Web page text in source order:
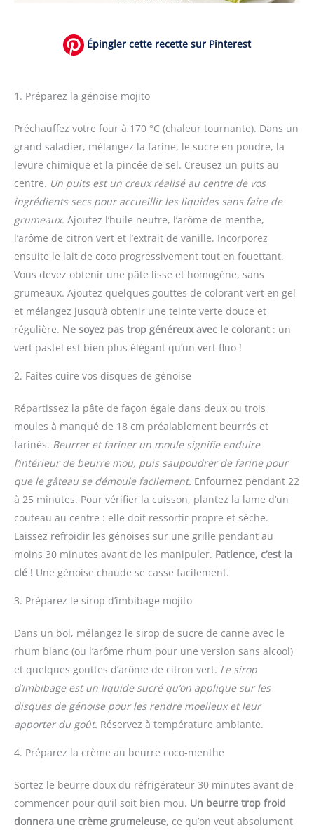
Épingler cette recette sur Pinterest
1. Préparez la génoise mojito
Préchauffez votre four à 170 °C (chaleur tournante). Dans un
grand saladier, mélangez la farine, le sucre en poudre, la
levure chimique et la pincée de sel. Creusez un puits au
centre. Un puits est un creux réalisé au centre de vos
ingrédients secs pour accueillir les liquides sans faire de
grumeaux. Ajoutez l’huile neutre, l’arôme de menthe,
l’arôme de citron vert et l’extrait de vanille. Incorporez
ensuite le lait de coco progressivement tout en fouettant.
Vous devez obtenir une pâte lisse et homogène, sans
grumeaux. Ajoutez quelques gouttes de colorant vert en gel
et mélangez jusqu’à obtenir une teinte verte douce et
régulière. Ne soyez pas trop généreux avec le colorant : un
vert pastel est bien plus élégant qu’un vert fluo !
2. Faites cuire vos disques de génoise
Répartissez la pâte de façon égale dans deux ou trois
moules à manqué de 18 cm préalablement beurrés et
farinés. Beurrer et fariner un moule signifie enduire
l’intérieur de beurre mou, puis saupoudrer de farine pour
que le gâteau se démoule facilement. Enfournez pendant 22
à 25 minutes. Pour vérifier la cuisson, plantez la lame d’un
couteau au centre : elle doit ressortir propre et sèche.
Laissez refroidir les génoises sur une grille pendant au
moins 30 minutes avant de les manipuler. Patience, c’est la
clé ! Une génoise chaude se casse facilement.
3. Préparez le sirop d’imbibage mojito
Dans un bol, mélangez le sirop de sucre de canne avec le
rhum blanc (ou l’arôme rhum pour une version sans alcool)
et quelques gouttes d’arôme de citron vert. Le sirop
d’imbibage est un liquide sucré qu’on applique sur les
disques de génoise pour les rendre moelleux et leur
apporter du goût. Réservez à température ambiante.
4. Préparez la crème au beurre coco-menthe
Sortez le beurre doux du réfrigérateur 30 minutes avant de
commencer pour qu’il soit bien mou. Un beurre trop froid
donnera une crème grumeleuse, ce qu’on veut absolument